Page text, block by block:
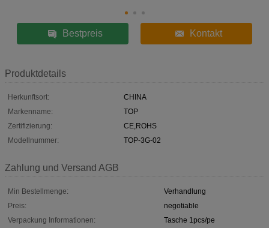
Bestpreis Kontakt
Produktdetails
Herkunftsort:
CHINA
Markenname:
TOP
Zertifizierung:
CE,ROHS
Modellnummer:
TOP-3G-02
Zahlung und Versand AGB
Min Bestellmenge:
Verhandlung
Preis:
negotiable
Verpackung Informationen:
Tasche 1pcs/pe